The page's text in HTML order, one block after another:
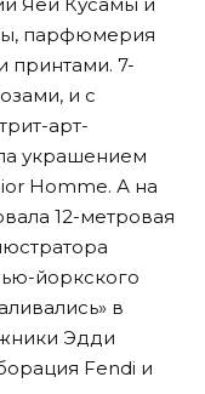
парфюмерия
принтами. 7-
и с
арт-
украшением
Homme. А на
12-метровая
йоркского
в
Эдди
Fendi и